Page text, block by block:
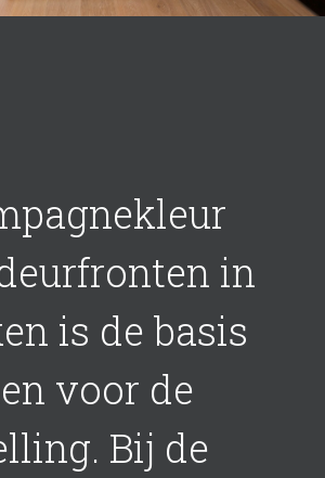
in
is de basis
voor de
Bij de